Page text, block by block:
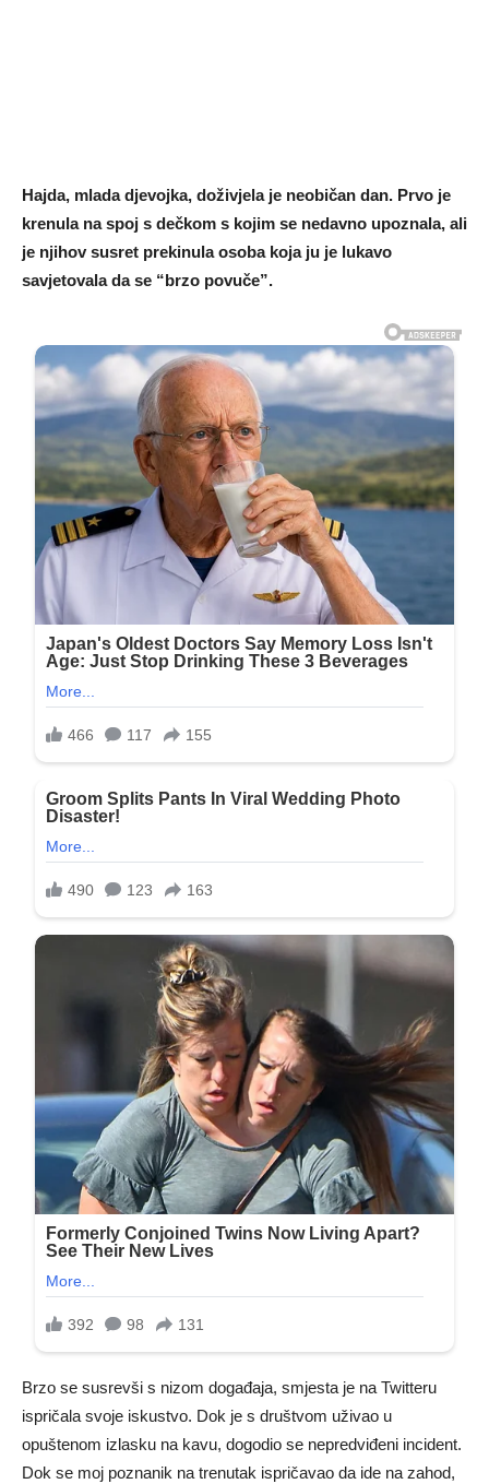
Hajda, mlada djevojka, doživjela je neobičan dan. Prvo je
krenula na spoj s dečkom s kojim se nedavno upoznala, ali
je njihov susret prekinula osoba koja ju je lukavo
savjetovala da se “brzo povuče”.
Brzo se susrevši s nizom događaja, smjesta je na Twitteru
ispričala svoje iskustvo. Dok je s društvom uživao u
opuštenom izlasku na kavu, dogodio se nepredviđeni incident.
Dok se moj poznanik na trenutak ispričavao da ide na zahod,